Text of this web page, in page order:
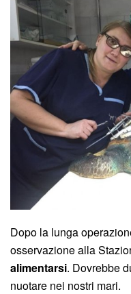
Dopo la lunga
osservazione alla
alimentarsi. Dovrebbe
nuotare nei nostri mari.